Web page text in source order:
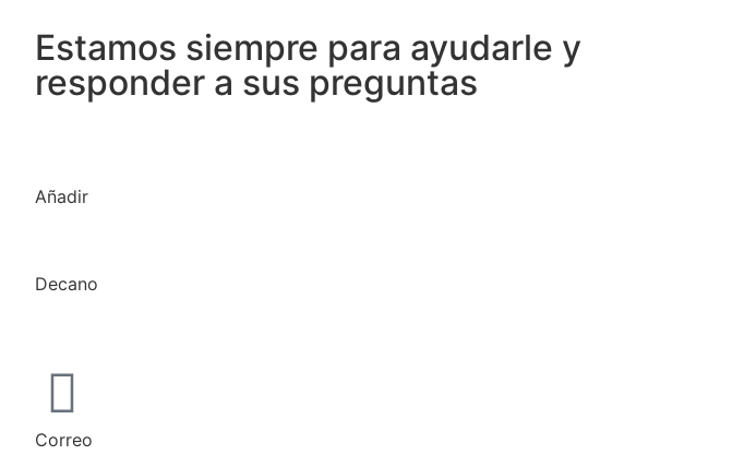
Estamos siempre para ayudarle y
responder a sus preguntas
Añadir
Decano
Correo